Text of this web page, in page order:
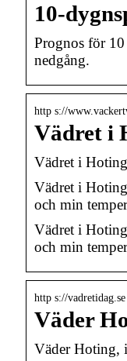
10-
Prognos för
nedgång.
http s://
Vädret i
Vädret i
Vädret i
och min
Vädret i
och min
http s://
Väder
Väder Hoting,